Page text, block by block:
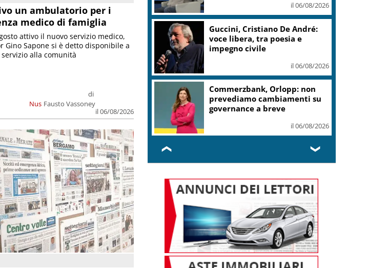
un ambulatorio per i
medico di famiglia
Nus
di
Fausto Vassoney
il 06/08/2026
attivo il nuovo servizio medico,
Gino Sapone si è detto disponibile a
alla comunità
il 06/08/2026
Guccini, Cristiano De André:
voce libera, tra poesia e
impegno civile
il 06/08/2026
Commerzbank, Orlopp: non
prevediamo cambiamenti su
governance a breve
il 06/08/2026
❮ ❯